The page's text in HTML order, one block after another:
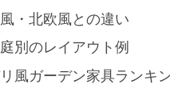
・北欧風との違い
別のレイアウト例
風ガーデン家具ランキ